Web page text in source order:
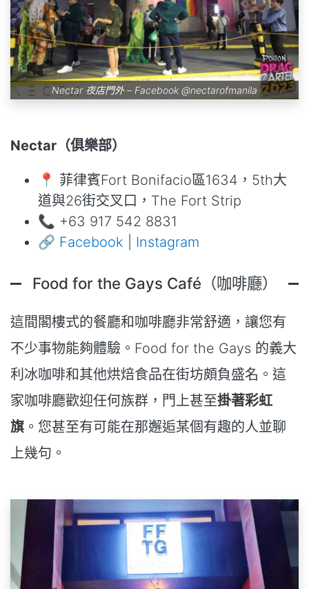
Nectar 夜店門外 – Facebook @nectarofmanila
Nectar（俱樂部）
📍 菲律賓Fort Bonifacio區1634，5th大
道與26街交叉口，The Fort Strip
📞 +63 917 542 8831
🔗 Facebook Instagram
Food for the Gays Café（咖啡廳）
這間閣樓式的餐廳和咖啡廳非常舒適，讓您有
不少事物能夠體驗。Food for the Gays 的義大
利冰咖啡和其他烘焙食品在街坊頗負盛名。這
家咖啡廳歡迎任何族群，門上甚至掛著彩虹
旗 。您甚至有可能在那邂逅某個有趣的人並聊
上幾句。